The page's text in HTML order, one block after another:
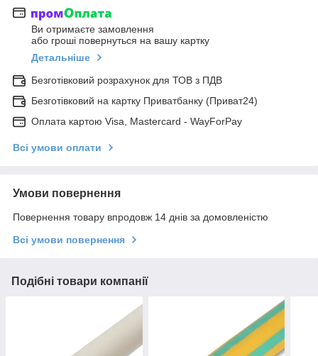
Ви отримаєте замовлення
або гроші повернуться на вашу картку
Детальніше
Безготівковий розрахунок для ТОВ з ПДВ
Безготівковий на картку Приватбанку (Приват24)
Оплата картою Visa, Mastercard - WayForPay
Всі умови оплати
Умови повернення
Повернення товару впродовж 14 днів за домовленістю
Всі умови повернення
Подібні товари компанії